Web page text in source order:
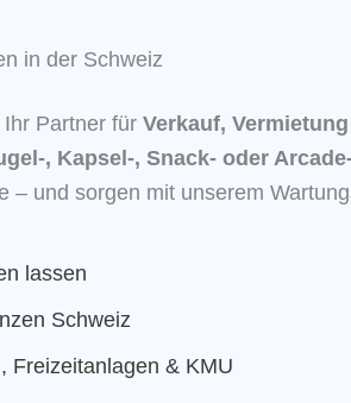
in der Schweiz
Partner für Verkauf,
, Kapsel-, Snack- oder
und sorgen mit unserem
lassen
Schweiz
Freizeitanlagen & KMU